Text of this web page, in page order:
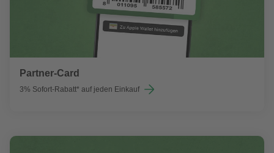
Partner-Card
3% Sofort-Rabatt* auf jeden Einkauf